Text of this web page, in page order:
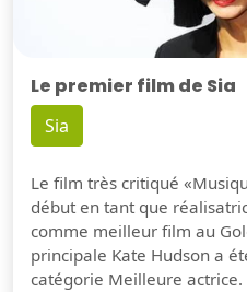
Le premier film de Sia
Sia
Le film très critiqué
début en tant que
comme meilleur film au
principale Kate Hudson a
catégorie Meilleure actrice.